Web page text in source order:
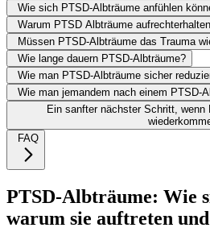
Wie sich PTSD-Albträume anfühlen
Warum PTSD Albträume
Müssen PTSD-Albträume das Trauma
Wie lange dauern PTSD-Albträume?
Wie man PTSD-Albträume sicher
Wie man jemandem nach einem PTSD-
Ein sanfter nächster Schritt, wenn
FAQ
PTSD-Albträume: Wie
warum sie auftreten